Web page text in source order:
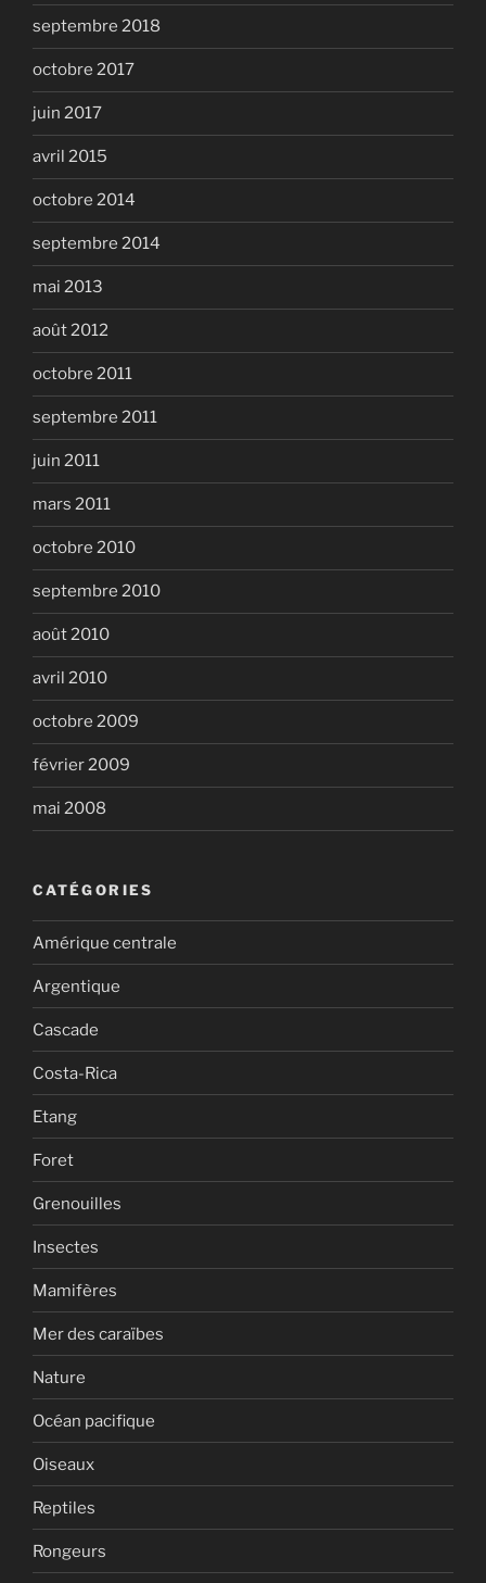
septembre 2018
octobre 2017
juin 2017
avril 2015
octobre 2014
septembre 2014
mai 2013
août 2012
octobre 2011
septembre 2011
juin 2011
mars 2011
octobre 2010
septembre 2010
août 2010
avril 2010
octobre 2009
février 2009
mai 2008
CATÉGORIES
Amérique centrale
Argentique
Cascade
Costa-Rica
Etang
Foret
Grenouilles
Insectes
Mamifères
Mer des caraïbes
Nature
Océan pacifique
Oiseaux
Reptiles
Rongeurs